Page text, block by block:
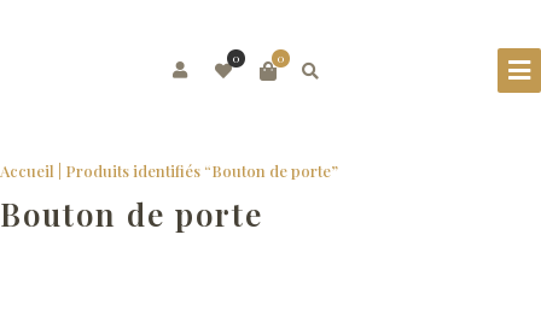
0
0
Accueil | Produits identifiés “Bouton de porte”
Bouton de porte